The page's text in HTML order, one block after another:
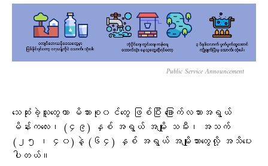
Public Service Announcement
သေဆုံးခဲ့သူတွေဟာ မိသားစု၀င်တွေ ဖြစ်ပြီး ခြောက်လသားအရွယ်
မိန်းကလေး၊ (၄၉) နှစ် အရွယ် အမျိုး သမီး၊ အသက်
(၂၅ ၊ ၄၀)နဲ့ (၆၄) နှစ် အရွယ် အမျိုးသားတွေလို့ အသိပေး
ပါတယ်။